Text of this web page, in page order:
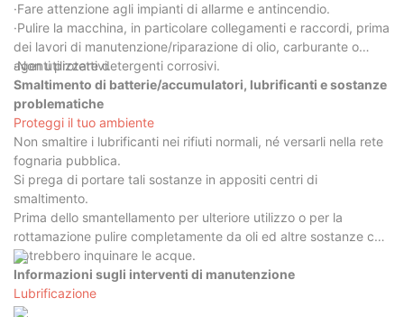
·Fare attenzione agli impianti di allarme e antincendio.
·Pulire la macchina, in particolare collegamenti e raccordi, prima
dei lavori di manutenzione/riparazione di olio, carburante o
agenti protettivi.
·Non utilizzare detergenti corrosivi.
Smaltimento di batterie/accumulatori, lubrificanti e sostanze
problematiche
Proteggi il tuo ambiente
Non smaltire i lubrificanti nei rifiuti normali, né versarli nella rete
fognaria pubblica.
Si prega di portare tali sostanze in appositi centri di
smaltimento.
Prima dello smantellamento per ulteriore utilizzo o per la
rottamazione pulire completamente da oli ed altre sostanze che
potrebbero inquinare le acque.
Informazioni sugli interventi di manutenzione
Lubrificazione